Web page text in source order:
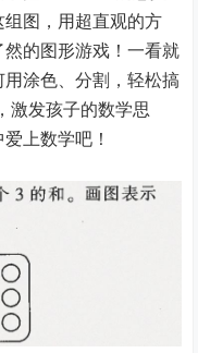
图，用超直观的方
的图形游戏！一看就
涂色、分割，轻松搞
激发孩子的数学思
上数学吧！